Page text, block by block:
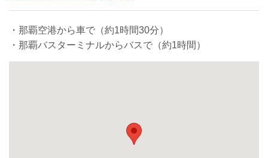
・那覇空港から車で（約1時間30分）
・那覇バスターミナルからバスで（約1時間）